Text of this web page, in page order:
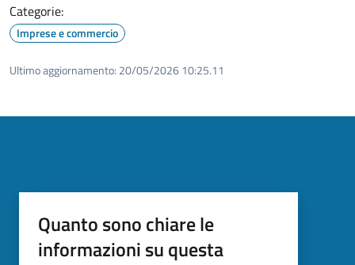
Categorie:
Imprese e commercio
Ultimo aggiornamento: 20/05/2026 10:25.11
Quanto sono chiare le
informazioni su questa